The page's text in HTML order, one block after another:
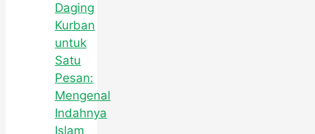
Daging
Kurban
untuk
Satu
Pesan:
Mengenal
Indahnya
Islam